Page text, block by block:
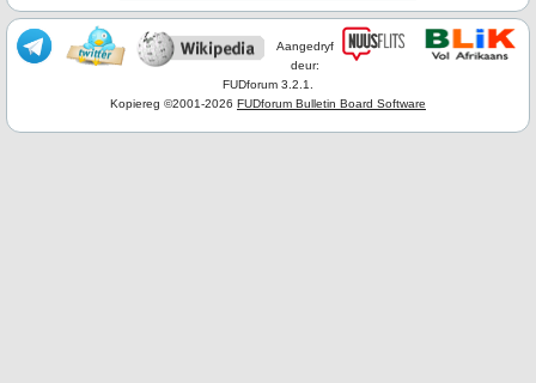
Aangedryf
deur:
FUDforum 3.2.1.
Kopiereg ©2001-2026 FUDforum Bulletin Board Software